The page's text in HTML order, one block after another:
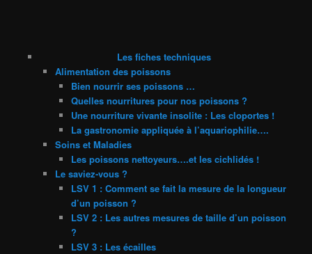
Les fiches techniques
Alimentation des poissons
Bien nourrir ses poissons …
Quelles nourritures pour nos poissons ?
Une nourriture vivante insolite : Les cloportes !
La gastronomie appliquée à l’aquariophilie….
Soins et Maladies
Les poissons nettoyeurs….et les cichlidés !
Le saviez-vous ?
LSV 1 : Comment se fait la mesure de la longueur
d’un poisson ?
LSV 2 : Les autres mesures de taille d’un poisson
?
LSV 3 : Les écailles